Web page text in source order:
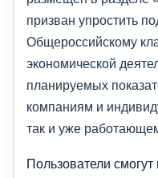
призван упростить
Общероссийскому
экономической
планируемых
компаниям и
так и уже
Пользователи